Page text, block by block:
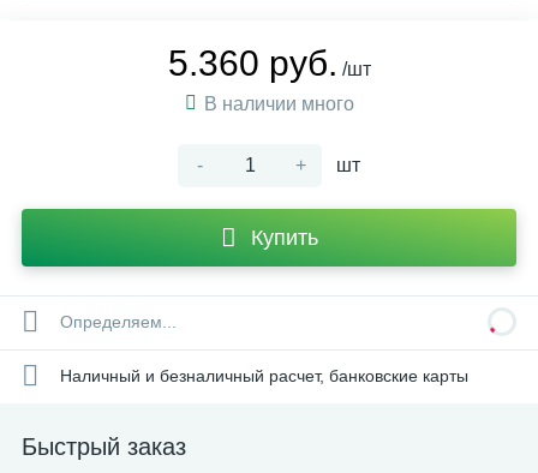
5.360 руб. /шт
В наличии много
- + шт
Купить
Определяем...
Наличный и безналичный расчет, банковские карты
Быстрый заказ